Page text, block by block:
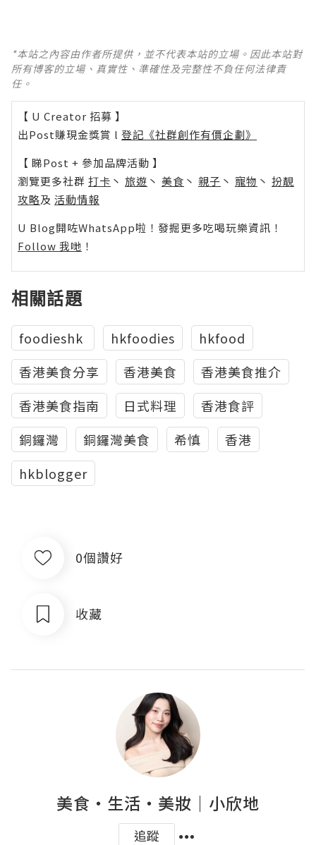
*本站之內容由作者所提供，並不代表本站的立場。因此本站對
所有博客的立場、真實性、準確性及完整性不負任何法律責
任。
【 U Creator 招募 】
出Post賺現金獎賞 l 登記《社群創作有價企劃》
【 睇Post + 參加品牌活動 】
瀏覽更多社群 打卡 丶 旅遊 丶 美食 丶 親子 丶 寵物 丶 扮靚
攻略及 活動情報
U Blog開咗WhatsApp啦！發掘更多吃喝玩樂資訊！
Follow 我哋 ！
相關話題
foodieshk hkfoodies
hkfood
香港美食分享
香港美食
香港美食推介
香港美食指南
日式料理
香港食評
銅鑼灣
銅鑼灣美食 希慎
香港
hkblogger
0個讚好
收藏
美食‧生活‧美妝｜小欣地
追蹤